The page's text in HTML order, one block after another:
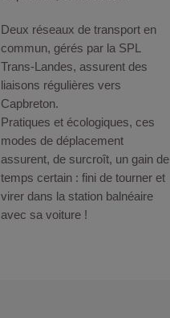
Deux réseaux de transport en
commun, gérés par la SPL
Trans-Landes, assurent des
liaisons régulières vers
Capbreton.
Pratiques et écologiques, ces
modes de déplacement
assurent, de surcroît, un gain de
temps certain : fini de tourner et
virer dans la station balnéaire
avec sa voiture !